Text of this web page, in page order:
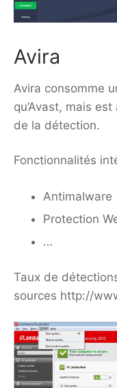
Avira
Avira consomme
qu’Avast, mais
de la détection.
Fonctionnalités
Antimalware
Protection
…
Taux de
sources http://